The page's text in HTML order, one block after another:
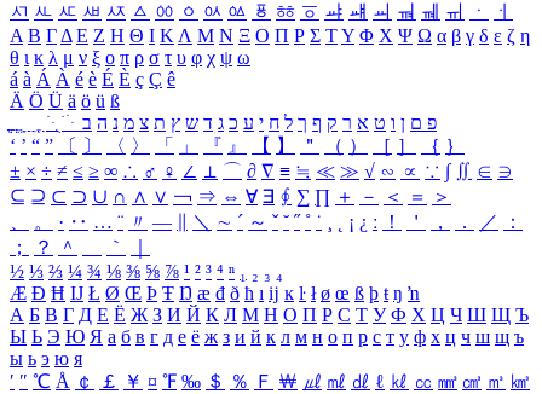
ㅺ ㅻ ㅼ ㅽ ㅾ ㅿ ㆀ ㆁ ㆂ ㆃ ㆄ ㆅ ㆆ ㆇ ㆈ ㆉ ㆊ ㆋ ㆌ ㆍ
ㆎ
Α Β ΓΔ Ε Ζ Η Θ Ι ΚΛ Μ Ν Ξ Ο Π Ρ Σ ΤΥ Φ Χ Ψ Ω α β γ δ ε ζ η
θ ι κ λ μ ν ξ ο π ρ σ τ υ φ χ ψ ω
á à Á À é è É È ç Ç ê
Ä Ö Ü ä ö ü ß
ִֶֹ ֻּ ׁׂ פ ם ן ו ט א ר ק ף ך ל ח י ע כ ג ד ש ץ ת צ מ נ ה ב
‘ ’ “ ” 〔 〕 〈 〉 「 」 『 』 【 】 ＂ （ ） ［ ］ ｛ ｝
± × ÷ ≠ ≤ ≥ ∞ ∴ ♂ ♀ ∠ ⊥ ⌒ ∂ ∇ ≡ ≒ ≪ ≫ √ ∽ ∝ ∵ ∫ ∬ ∈ ∋
⊆ ⊇ ⊂ ⊃ ∪ ∩ ∧ ∨ ￢ ⇒ ⇔ ∀ ∃ ∮ ∑ ∏ ＋ － ＜ ＝
＞
、
。 · ‥ … ¨ 〃 ― ＼ ∼ ´ ～ ˇ ˘ ˝ ˚ ˙ ¸ ¡ ¿ ː ！ ＇ ， ． ／
：
；
？ ＾ ｀
½ ⅓ ⅔ ¼ ¾ ⅛ ⅜ ⅝ ⅞ ¹ ² ³ ⁴ ⁿ ₁ ₂ ₃ ₄
Æ Ð Ħ Ĳ Ł Ø Œ Þ Ŧ Ŋ æ đ ð ħ ı ĳ ĸ ŀ ł ø œ ß þ ŧ ŋ ŉ
А Б В Г Д Е Ё Ж З И Й К Л М Н О П Р С Т У Ф Х Ц Ч Ш Щ Ъ
Ы Ь Э Ю Я а б в г д е ё ж з и й к л м н о п р с т у ф х ц ч ш щ ъ
ы ь э ю я
′ ″ ℃ Å ￠ ￡ ￥ ¤ ℉ ‰ ＄ ％ Ｆ ￦ ㎕ ㎖ ㎗ ℓ ㎘ ㏄ ㎣ ㎤ ㎥ ㎦